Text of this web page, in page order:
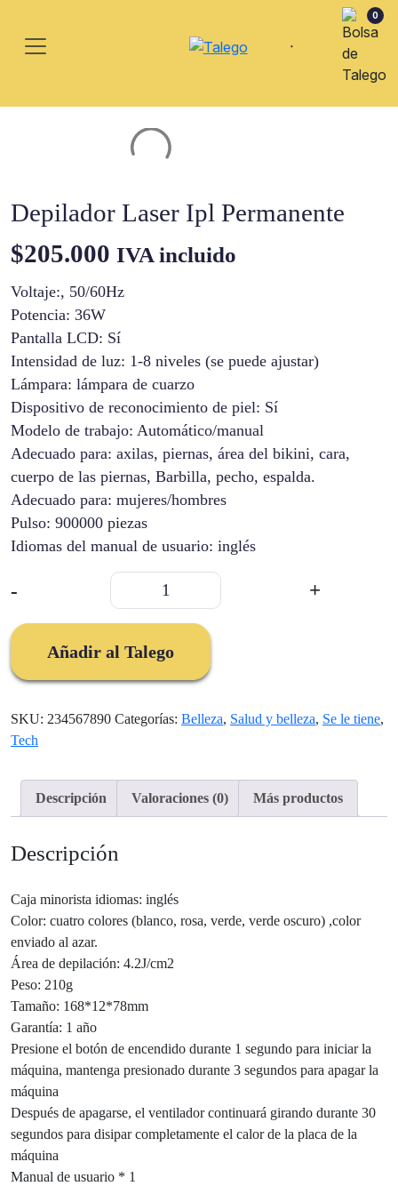
0
Depilador Laser Ipl Permanente
$205.000 IVA incluido
Voltaje:, 50/60Hz
Potencia: 36W
Pantalla LCD: Sí
Intensidad de luz: 1-8 niveles (se puede ajustar)
Lámpara: lámpara de cuarzo
Dispositivo de reconocimiento de piel: Sí
Modelo de trabajo: Automático/manual
Adecuado para: axilas, piernas, área del bikini, cara,
cuerpo de las piernas, Barbilla, pecho, espalda.
Adecuado para: mujeres/hombres
Pulso: 900000 piezas
Idiomas del manual de usuario: inglés
-
Depilador
Ipl
cantidad
+
Añadir al Talego
SKU: 234567890 Categorías: Belleza, Salud y belleza, Se le tiene,
Tech
Descripción Valoraciones (0) Más productos
Descripción
Caja minorista idiomas: inglés
Color: cuatro colores (blanco, rosa, verde, verde oscuro) ,color
enviado al azar.
Área de depilación: 4.2J/cm2
Peso: 210g
Tamaño: 168*12*78mm
Garantía: 1 año
Presione el botón de encendido durante 1 segundo para iniciar la
máquina, mantenga presionado durante 3 segundos para apagar la
máquina
Después de apagarse, el ventilador continuará girando durante 30
segundos para disipar completamente el calor de la placa de la
máquina
Manual de usuario * 1